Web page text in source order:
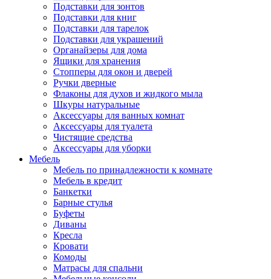
Подставки для зонтов
Подставки для книг
Подставки для тарелок
Подставки для украшений
Органайзеры для дома
Ящики для хранения
Стопперы для окон и дверей
Ручки дверные
Флаконы для духов и жидкого мыла
Шкуры натуральные
Аксессуары для ванных комнат
Аксессуары для туалета
Чистящие средства
Аксессуары для уборки
Мебель
Мебель по принадлежности к комнате
Мебель в кредит
Банкетки
Барные стулья
Буфеты
Диваны
Кресла
Кровати
Комоды
Матрасы для спальни